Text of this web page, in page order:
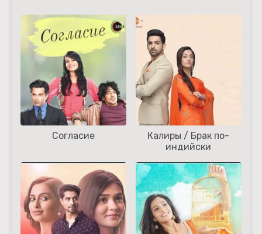
Согласие
Калиры / Брак по-
индийски